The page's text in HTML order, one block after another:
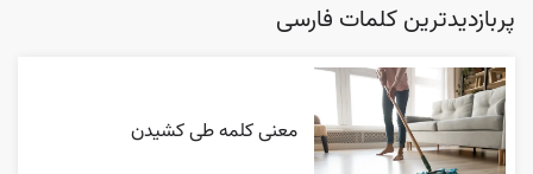
پربازدیدترین کلمات فارسی
معنی کلمه طی کشیدن